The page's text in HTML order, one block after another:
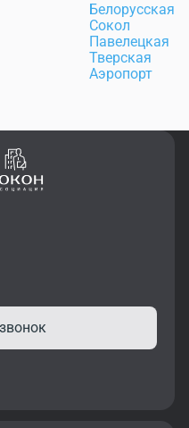
Белорусская
Сокол
Павелецкая
Тверская
Аэропорт